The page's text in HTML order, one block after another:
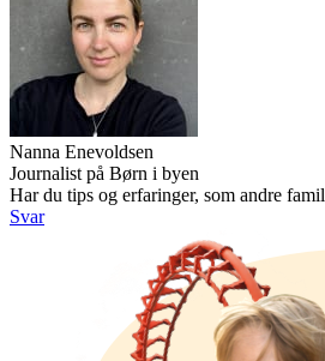
Nanna Enevoldsen
Journalist på Børn i byen
Har du tips og erfaringer, som andre
Svar